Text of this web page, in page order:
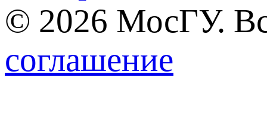
© 2026 МосГУ.
соглашение